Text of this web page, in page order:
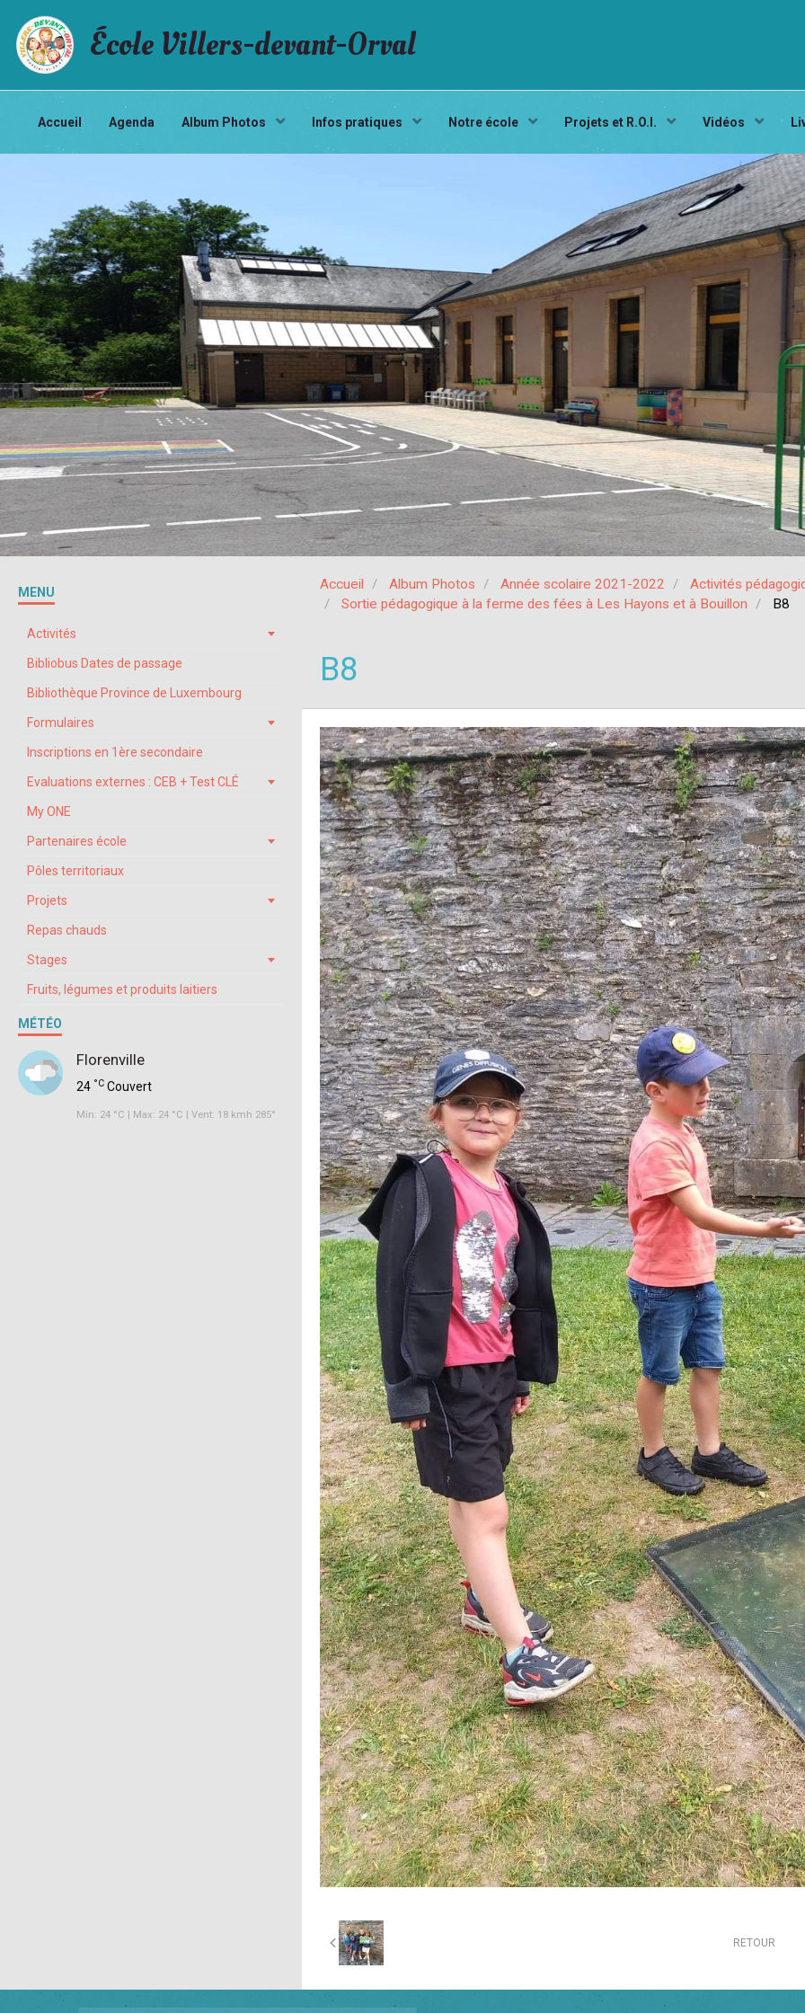
École Villers-devant-Orval
Accueil Agenda Album Photos Infos pratiques Notre école Projets et R.O.I. Vidéos
Accueil Album Photos Année scolaire 2021-2022
Activités
Sortie pédagogique à la ferme des fées à Les Hayons et à Bouillon
B8
B8
RETOUR
MENU
Activités
Bibliobus Dates de passage
Bibliothèque Province de Luxembourg
Formulaires
Inscriptions en 1ère secondaire
Evaluations externes : CEB + Test CLÉ
My ONE
Partenaires école
Pôles territoriaux
Projets
Repas chauds
Stages
Fruits, légumes et produits laitiers
MÉTÉO
Florenville
24 °C Couvert
Min: 24 °C | Max: 24 °C | Vent: 18 kmh 285°